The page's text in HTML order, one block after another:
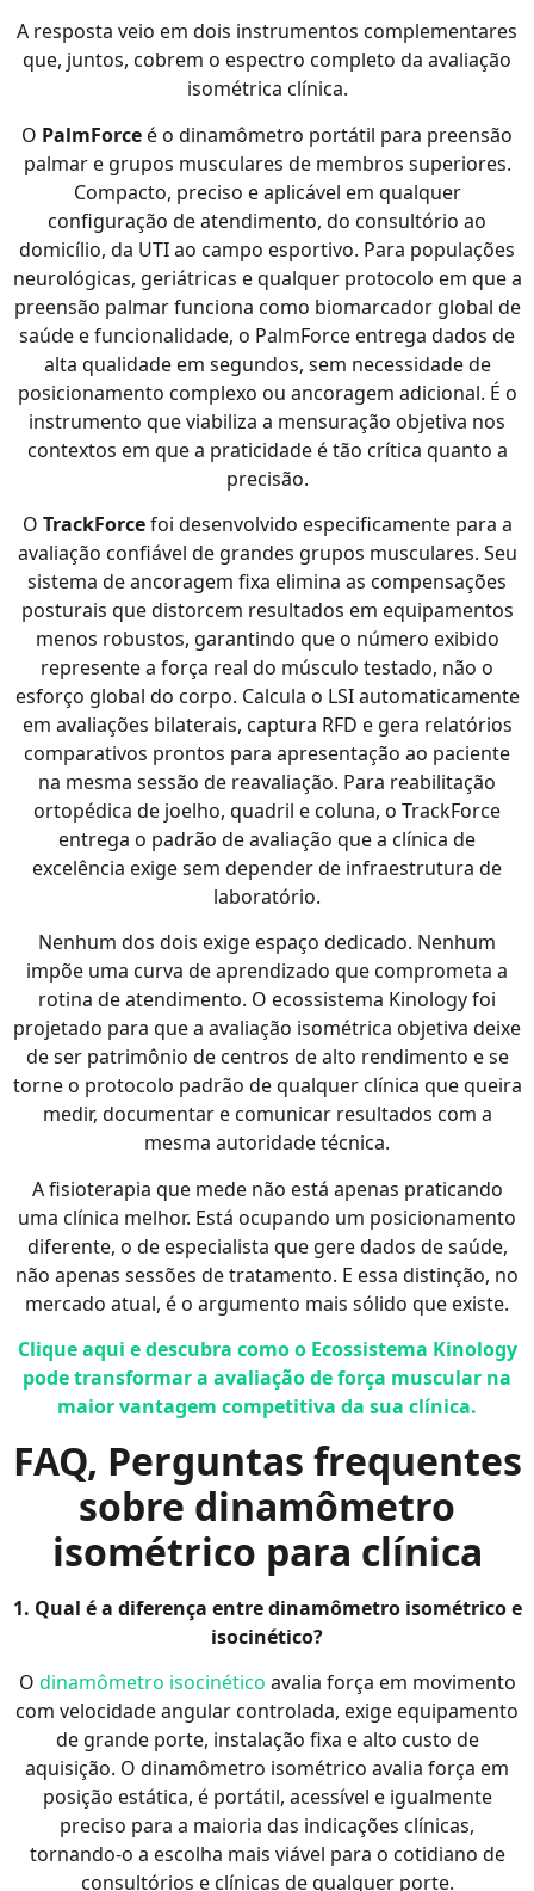
A resposta veio em dois instrumentos complementares
que, juntos, cobrem o espectro completo da avaliação
isométrica clínica.
O PalmForce é o dinamômetro portátil para preensão
palmar e grupos musculares de membros superiores.
Compacto, preciso e aplicável em qualquer
configuração de atendimento, do consultório ao
domicílio, da UTI ao campo esportivo. Para populações
neurológicas, geriátricas e qualquer protocolo em que a
preensão palmar funciona como biomarcador global de
saúde e funcionalidade, o PalmForce entrega dados de
alta qualidade em segundos, sem necessidade de
posicionamento complexo ou ancoragem adicional. É o
instrumento que viabiliza a mensuração objetiva nos
contextos em que a praticidade é tão crítica quanto a
precisão.
O TrackForcefoi desenvolvido especificamente para a
avaliação confiável de grandes grupos musculares. Seu
sistema de ancoragem fixa elimina as compensações
posturais que distorcem resultados em equipamentos
menos robustos, garantindo que o número exibido
represente a força real do músculo testado, não o
esforço global do corpo. Calcula o LSI automaticamente
em avaliações bilaterais, captura RFD e gera relatórios
comparativos prontos para apresentação ao paciente
na mesma sessão de reavaliação. Para reabilitação
ortopédica de joelho, quadril e coluna, o TrackForce
entrega o padrão de avaliação que a clínica de
excelência exige sem depender de infraestrutura de
laboratório.
Nenhum dos dois exige espaço dedicado. Nenhum
impõe uma curva de aprendizado que comprometa a
rotina de atendimento. O ecossistema Kinology foi
projetado para que a avaliação isométrica objetiva deixe
de ser patrimônio de centros de alto rendimento e se
torne o protocolo padrão de qualquer clínica que queira
medir, documentar e comunicar resultados com a
mesma autoridade técnica.
A fisioterapia que mede não está apenas praticando
uma clínica melhor. Está ocupando um posicionamento
diferente, o de especialista que gere dados de saúde,
não apenas sessões de tratamento. E essa distinção, no
mercado atual, é o argumento mais sólido que existe.
Clique aqui e descubra como o Ecossistema Kinology
pode transformar a avaliação de força muscular na
maior vantagem competitiva da sua clínica.
FAQ, Perguntas frequentes
sobre dinamômetro
isométrico para clínica
1. Qual é a diferença entre dinamômetro isométrico e
isocinético?
O dinamômetro isocinético avalia força em movimento
com velocidade angular controlada, exige equipamento
de grande porte, instalação fixa e alto custo de
aquisição. O dinamômetro isométrico avalia força em
posição estática, é portátil, acessível e igualmente
preciso para a maioria das indicações clínicas,
tornando-o a escolha mais viável para o cotidiano de
consultórios e clínicas de qualquer porte.